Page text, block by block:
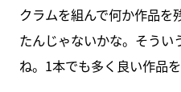
クラムを組んで何か作品を
たんじゃないかな。そうい
ね。1本でも多く良い作品